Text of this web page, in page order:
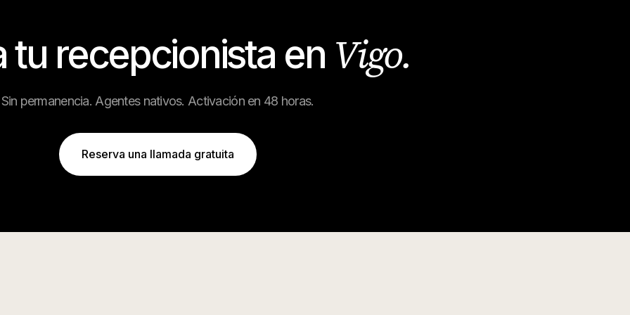
tu recepcionista en Vigo.
Sin permanencia. Agentes nativos. Activación en 48 horas.
Reserva una llamada gratuita